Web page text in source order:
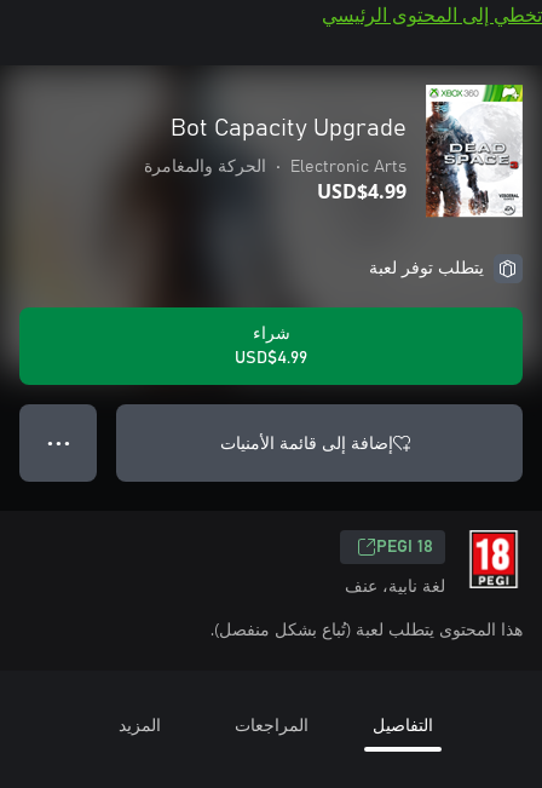
تخطي إلى المحتوى الرئيسي
Bot Capacity Upgrade
Electronic Arts
• الحركة والمغامرة
USD$4.99
يتطلب توفر لعبة
شراء
USD$4.99
إضافة إلى قائمة الأمنيات ● ● ●
PEGI 18
لغة نابية، عنف
هذا المحتوى يتطلب لعبة (تُباع بشكل منفصل).
التفاصيل المراجعات المزيد